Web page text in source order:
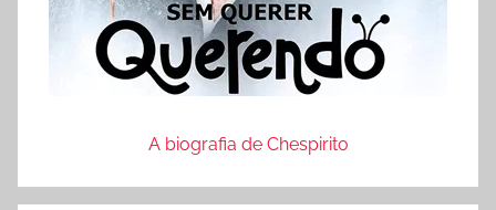
A biografia de Chespirito